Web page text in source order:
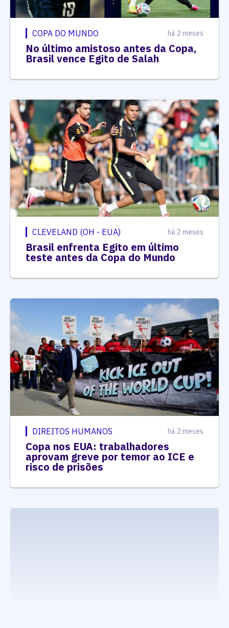
COPA DO MUNDO há 2 meses
No último amistoso antes da Copa,
Brasil vence Egito de Salah
CLEVELAND (OH - EUA) há 2 meses
Brasil enfrenta Egito em último
teste antes da Copa do Mundo
DIREITOS HUMANOS há 2 meses
Copa nos EUA: trabalhadores
aprovam greve por temor ao ICE e
risco de prisões